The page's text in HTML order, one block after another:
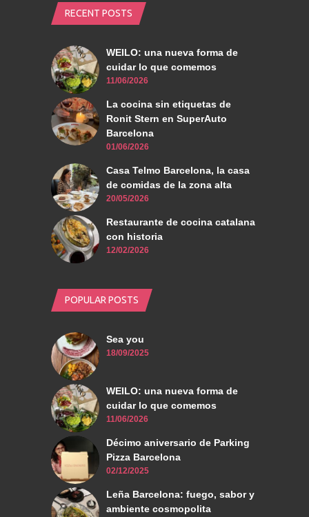
RECENT POSTS
WEILO: una nueva forma de
cuidar lo que comemos
11/06/2026
La cocina sin etiquetas de
Ronit Stern en SuperAuto
Barcelona
01/06/2026
Casa Telmo Barcelona, la casa
de comidas de la zona alta
20/05/2026
Restaurante de cocina catalana
con historia
12/02/2026
POPULAR POSTS
Sea you
18/09/2025
WEILO: una nueva forma de
cuidar lo que comemos
11/06/2026
Décimo aniversario de Parking
Pizza Barcelona
02/12/2025
Leña Barcelona: fuego, sabor y
ambiente cosmopolita